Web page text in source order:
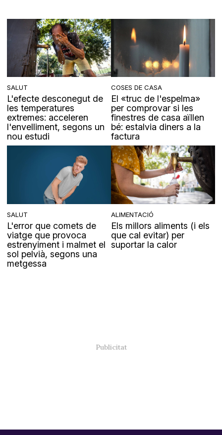
SALUT
L'efecte desconegut de
les temperatures
extremes: acceleren
l'envelliment, segons un
nou estudi
COSES DE CASA
El «truc de l'espelma»
per comprovar si les
finestres de casa aïllen
bé: estalvia diners a la
factura
SALUT
L'error que comets de
viatge que provoca
estrenyiment i malmet el
sol pelvià, segons una
metgessa
ALIMENTACIÓ
Els millors aliments (i els
que cal evitar) per
suportar la calor